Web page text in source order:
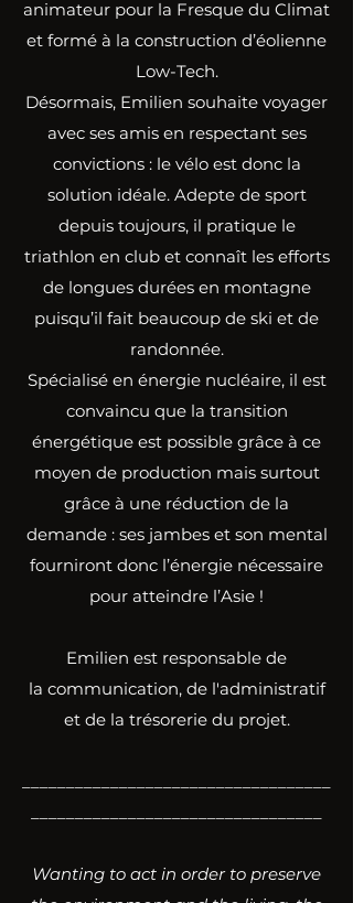
animateur pour la Fresque du Climat
et formé à la construction d’éolienne
Low-Tech.
Désormais, Emilien souhaite voyager
avec ses amis en respectant ses
convictions : le vélo est donc la
solution idéale. Adepte de sport
depuis toujours, il pratique le
triathlon en club et connaît les efforts
de longues durées en montagne
puisqu’il fait beaucoup de ski et de
randonnée.
Spécialisé en énergie nucléaire, il est
convaincu que la transition
énergétique est possible grâce à ce
moyen de production mais surtout
grâce à une réduction de la
demande : ses jambes et son mental
fourniront donc l’énergie nécessaire
pour atteindre l’Asie !
Emilien est responsable de
la communication, de l'administratif
et de la trésorerie du projet.
Wanting to act in order to preserve